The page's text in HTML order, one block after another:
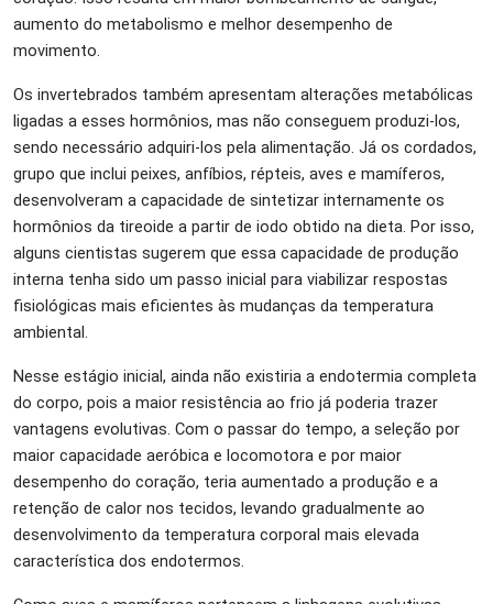
aumento do metabolismo e melhor desempenho de
movimento.
Os invertebrados também apresentam alterações metabólicas
ligadas a esses hormônios, mas não conseguem produzi-los,
sendo necessário adquiri-los pela alimentação. Já os cordados,
grupo que inclui peixes, anfíbios, répteis, aves e mamíferos,
desenvolveram a capacidade de sintetizar internamente os
hormônios da tireoide a partir de iodo obtido na dieta. Por isso,
alguns cientistas sugerem que essa capacidade de produção
interna tenha sido um passo inicial para viabilizar respostas
fisiológicas mais eficientes às mudanças da temperatura
ambiental.
Nesse estágio inicial, ainda não existiria a endotermia completa
do corpo, pois a maior resistência ao frio já poderia trazer
vantagens evolutivas. Com o passar do tempo, a seleção por
maior capacidade aeróbica e locomotora e por maior
desempenho do coração, teria aumentado a produção e a
retenção de calor nos tecidos, levando gradualmente ao
desenvolvimento da temperatura corporal mais elevada
característica dos endotermos.